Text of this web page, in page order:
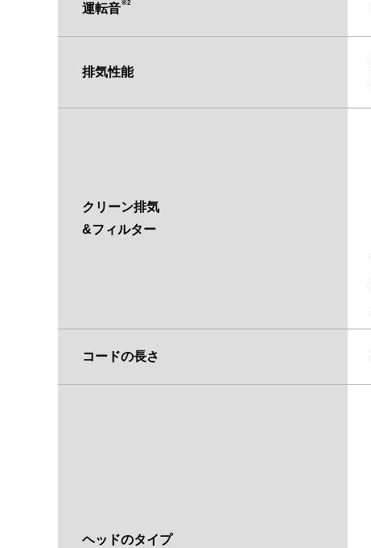
運転音※2
排気性能
クリーン排気
&フィルター
コードの長さ
ヘッドのタイプ